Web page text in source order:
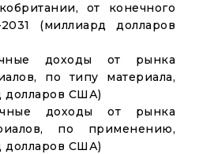
от конечного
(миллиард долларов
доходы от рынка
по типу материала,
долларов США)
доходы от рынка
по применению,
долларов США)